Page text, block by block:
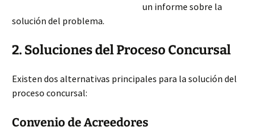
un informe sobre la
solución del problema.
2. Soluciones del Proceso Concursal
Existen dos alternativas principales para la solución del
proceso concursal:
Convenio de Acreedores